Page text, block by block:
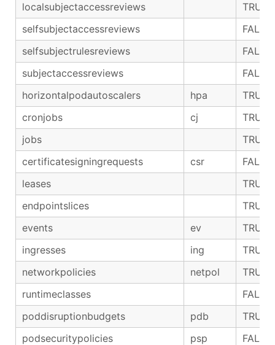
localsubjectaccessreviews
TRUE
selfsubjectaccessreviews
FALSE
selfsubjectrulesreviews
FALSE
subjectaccessreviews
FALSE
horizontalpodautoscalers
hpa
TRUE
cronjobs
cj
TRUE
jobs
TRUE
certificatesigningrequests
csr
FALSE
leases
TRUE
endpointslices
TRUE
events
ev
TRUE
ingresses
ing
TRUE
networkpolicies
netpol
TRUE
runtimeclasses
FALSE
poddisruptionbudgets
pdb
TRUE
podsecuritypolicies
psp
FALSE